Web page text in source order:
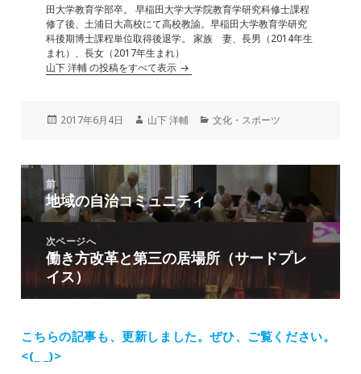
田大学教育学部卒。 早稲田大学大学院教育学研究科修士課程
修了後、土浦日大高校にて高校教諭。早稲田大学教育学研究
科後期博士課程単位取得後退学。 家族 妻、長男（2014年生
まれ）、長女（2017年生まれ）
山下 洋輔 の投稿をすべて表示
投
2017年6月4日
作
山下 洋輔
カ
リ
文化・スポーツ
投
ナ
ー
ン
前
前
の
投
稿:
地域の自治コミュニティ
次ページへ
次
の
投
働き方改革と第三の居場所（サードプレ
イス）
こちらの記事も、更新しました。ぜひ、ご覧ください。
<(_ _)>